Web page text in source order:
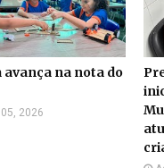
avança na nota do
2026